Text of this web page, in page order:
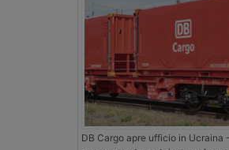
DB Cargo apre ufficio in Ucraina